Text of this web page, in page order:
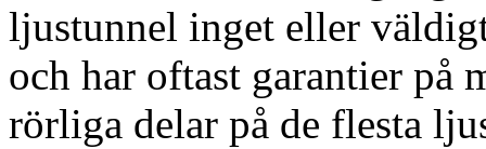
ljustunnel inget eller
och har oftast garantier på
rörliga delar på de flesta